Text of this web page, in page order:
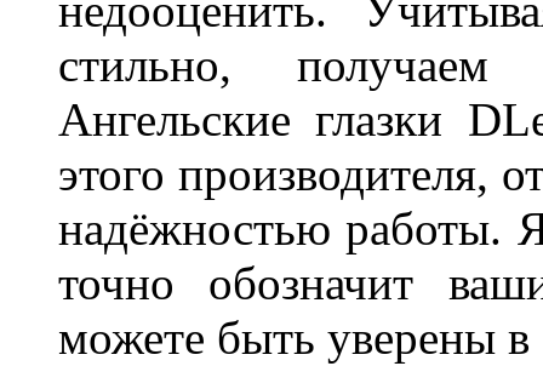
стильно,
Ангельские глазки
этого производителя,
надёжностью работы.
точно обозначит
можете быть уверены